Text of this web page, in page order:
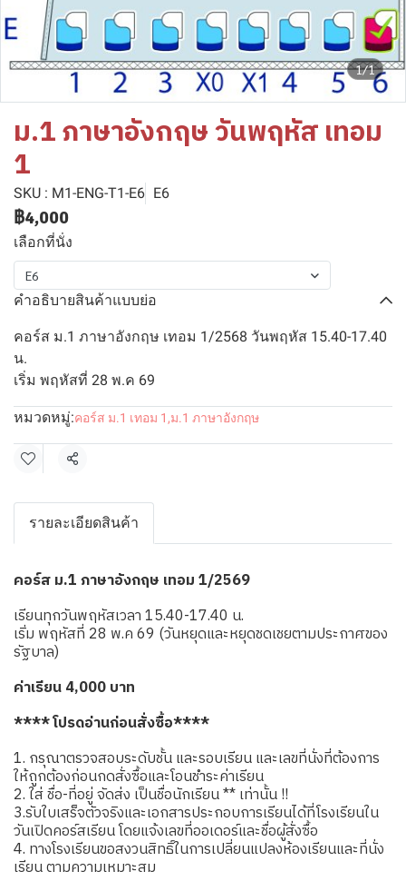
1/1
ม.1 ภาษาอังกฤษ วันพฤหัส เทอม
1
SKU : M1-ENG-T1-E6 E6
฿4,000
เลือกที่นั่ง
E6
คำอธิบายสินค้าแบบย่อ
คอร์ส ม.1 ภาษาอังกฤษ เทอม 1/2568 วันพฤหัส 15.40-17.40
น.
เริ่ม พฤหัสที่ 28 พ.ค 69
หมวดหมู่:คอร์ส ม.1 เทอม 1 ,ม.1 ภาษาอังกฤษ
แชร์
รายละเอียดสินค้า
คอร์ส ม.1 ภาษาอังกฤษ เทอม 1/2569
เรียนทุกวันพฤหัสเวลา 15.40-17.40 น.
เริ่ม พฤหัสที่ 28 พ.ค 69 (วันหยุดและหยุดชดเชยตามประกาศของ
รัฐบาล)
ค่าเรียน 4,000 บาท
**** โปรดอ่านก่อนสั่งซื้อ****
1. กรุณาตรวจสอบระดับชั้น และรอบเรียน และเลขที่นั่งที่ต้องการ
ให้ถูกต้องก่อนกดสั่งซื้อและโอนชำระค่าเรียน
2. ใส่ ชื่อ-ที่อยู่ จัดส่ง เป็นชื่อนักเรียน ** เท่านั้น !!
3.รับใบเสร็จตัวจริงและเอกสารประกอบการเรียนได้ที่โรงเรียนใน
วันเปิดคอร์สเรียน โดยแจ้งเลขที่ออเดอร์และชื่อผู้สั่งซื้อ
4. ทางโรงเรียนขอสงวนสิทธิ์ในการเปลี่ยนแปลงห้องเรียนและที่นั่ง
เรียน ตามความเหมาะสม